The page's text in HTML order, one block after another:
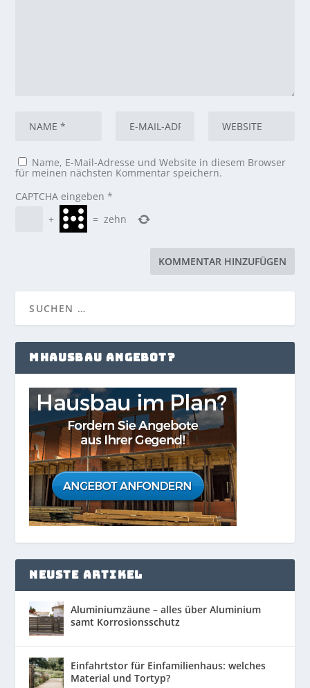
Name, E-Mail-Adresse und Website in diesem Browser
für meinen nächsten Kommentar speichern.
CAPTCHA eingeben *
+
= zehn
MHAUSBAU ANGEBOT?
NEUSTE ARTIKEL
Aluminiumzäune – alles über Aluminium
samt Korrosionsschutz
Einfahrtstor für Einfamilienhaus: welches
Material und Tortyp?